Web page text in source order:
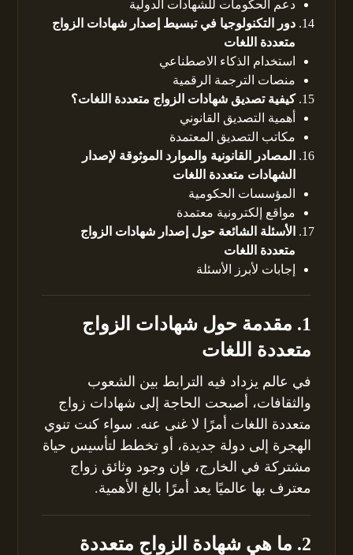
دعم الحكومات للشهادات الدولية
دور التكنولوجيا في تبسيط إصدار شهادات الزواج
متعددة اللغات
استخدام الذكاء الاصطناعي
منصات الترجمة الرقمية
كيفية تصديق شهادات الزواج متعددة اللغات؟
أهمية التصديق القانوني
مكاتب التصديق المعتمدة
المصادر القانونية والموارد الموثوقة لإصدار
الشهادات متعددة اللغات
المؤسسات الحكومية
مواقع إلكترونية معتمدة
الأسئلة الشائعة حول إصدار شهادات الزواج
متعددة اللغات
إجابات لأبرز الأسئلة
1. مقدمة حول شهادات الزواج
متعددة اللغات
في عالم يزداد فيه الترابط بين الشعوب
والثقافات، أصبحت الحاجة إلى شهادات زواج
متعددة اللغات أمرًا لا غنى عنه. سواء كنت تنوي
الهجرة إلى دولة جديدة، أو تخطط لتأسيس حياة
مشتركة في الخارج، فإن وجود وثائق زواج
معترف بها عالميًا يعد أمرًا بالغ الأهمية.
2. ما هي شهادة الزواج متعددة